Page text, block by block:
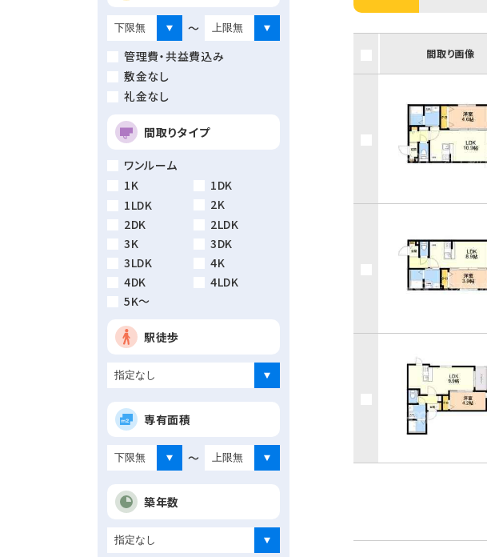
～
管理費・共益費込み
敷金なし
礼金なし
間取りタイプ
ワンルーム
1K
1DK
1LDK
2K
2DK
2LDK
3K
3DK
3LDK
4K
4DK
4LDK
5K～
駅徒歩
専有面積
～
築年数
間取り画像